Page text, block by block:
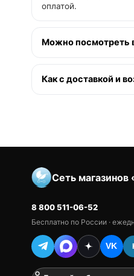
оплатой.
Можно посмотреть
Как с доставкой и
Сеть магазинов
8 800 511-06-52
Бесплатно по России ·
VK